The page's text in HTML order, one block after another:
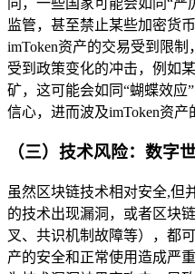
监管，甚至禁止某些加密货
imToken资产的交易受到限制
受到政策变化的冲击，例如
矿，这可能会如同“蝴蝶效应
信心，进而波及imToken资产
（三）技术风险：数字
虽然区块链技术相对安全,但
的技术出现漏洞，或者区块
叉、共识机制故障等），都
产的安全和正常使用造成严